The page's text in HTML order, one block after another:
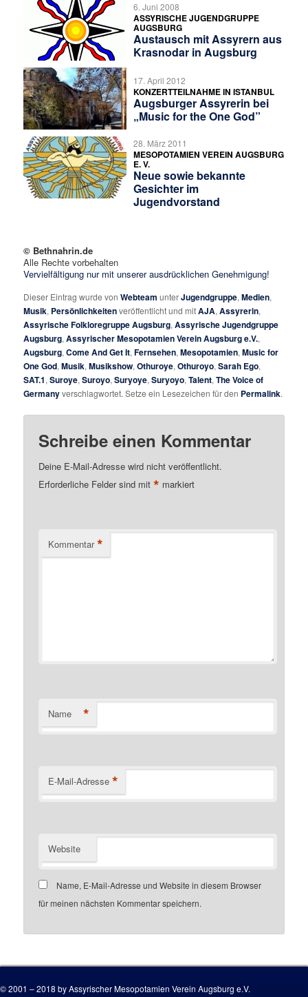
6. Juni 2008
ASSYRISCHE JUGENDGRUPPE
AUGSBURG
Austausch mit Assyrern aus
Krasnodar in Augsburg
17. April 2012
KONZERTTEILNAHME IN ISTANBUL
Augsburger Assyrerin bei
„Music for the One God”
28. März 2011
MESOPOTAMIEN VEREIN AUGSBURG
E. V.
Neue sowie bekannte
Gesichter im
Jugendvorstand
© Bethnahrin.de
Alle Rechte vorbehalten
Vervielfältigung nur mit unserer ausdrücklichen Genehmigung!
Dieser Eintrag wurde vonWebteam unterJugendgruppe,Medien,
Musik, Persönlichkeitenveröffentlicht und mitAJA,Assyrerin,
Assyrische Folkloregruppe Augsburg,Assyrische Jugendgruppe
Augsburg,Assyrischer Mesopotamien Verein Augsburg e.V.,
Augsburg,Come And Get It,Fernsehen,Mesopotamien,Music for
One God,Musik,Musikshow,Othuroye,Othuroyo,Sarah Ego,
SAT.1,Suroye,Suroyo,Suryoye,Suryoyo,Talent,The Voice of
Germanyverschlagwortet. Setze ein Lesezeichen für den Permalink.
Schreibe einen Kommentar
Deine E-Mail-Adresse wird nicht veröffentlicht.
Erforderliche Felder sind mit* markiert
Kommentar *
Name *
E-Mail-Adresse *
Website
Name, E-Mail-Adresse und Website in diesem Browser
für meinen nächsten Kommentar speichern.
© 2001 – 2018 by Assyrischer Mesopotamien Verein Augsburg e.V.